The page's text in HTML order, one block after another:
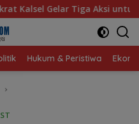
Rakyat Gisela
Hukum & Peristiwa